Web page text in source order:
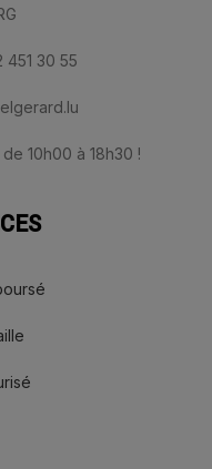
451 30 55
10h00 à 18h30 !